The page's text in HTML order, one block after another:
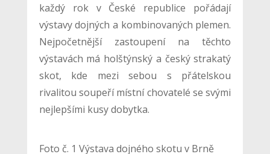
každý rok v České republice pořádají
výstavy dojných a kombinovaných plemen.
Nejpočetnější zastoupení na těchto
výstavách má holštýnský a český strakatý
skot, kde mezi sebou s přátelskou
rivalitou soupeří místní chovatelé se svými
nejlepšími kusy dobytka.
Foto č. 1 Výstava dojného skotu v Brně